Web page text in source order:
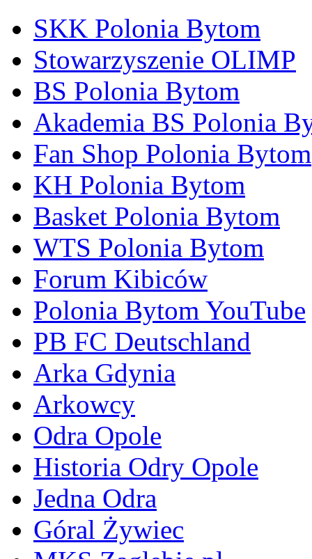
SKK Polonia Bytom
Stowarzyszenie OLIMP
BS Polonia Bytom
Akademia BS Polonia
Fan Shop Polonia Bytom
KH Polonia Bytom
Basket Polonia Bytom
WTS Polonia Bytom
Forum Kibiców
Polonia Bytom YouTube
PB FC Deutschland
Arka Gdynia
Arkowcy
Odra Opole
Historia Odry Opole
Jedna Odra
Góral Żywiec